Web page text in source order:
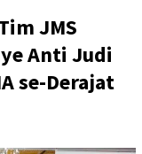
JMS
Anti Judi
se-Derajat